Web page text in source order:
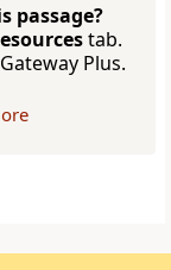
passage?
tab.
Plus.